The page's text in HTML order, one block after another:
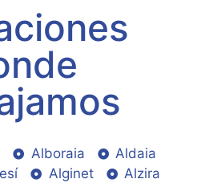
Alboraia
Aldaia
Alginet
Alzira